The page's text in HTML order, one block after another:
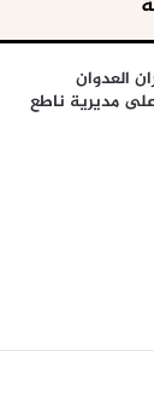
العدوان
مديرية ناطع